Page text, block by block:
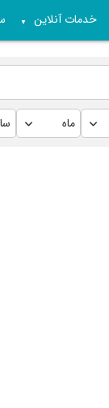
خدمات آنلاین ▼